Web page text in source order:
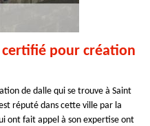
pour création
de dalle qui se trouve à Saint
réputé dans cette ville par la
ont fait appel à son expertise ont